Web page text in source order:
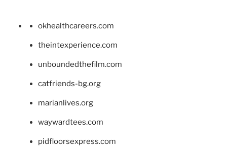
okhealthcareers.com
theintexperience.com
unboundedthefilm.com
catfriends-bg.org
marianlives.org
waywardtees.com
pidfloorsexpress.com